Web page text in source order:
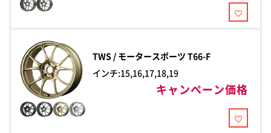
TWS / モータースポーツ T66-F
インチ:15,16,17,18,19
キャンペーン価格